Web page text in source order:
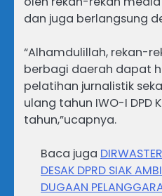
dan juga berlangsung
“Alhamdulillah, rekan-
berbagi daerah dapat
pelatihan jurnalistik
ulang tahun IWO-I DPD
tahun,”ucapnya.
Baca juga
DESAK DPRD SIAK
DUGAAN